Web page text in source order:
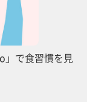
で食習慣を見